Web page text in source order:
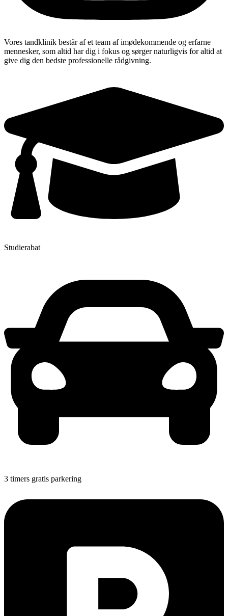
Vores tandklinik består af et team af imødekommende og erfarne
mennesker, som altid har dig i fokus og sørger naturligvis for altid at
give dig den bedste professionelle rådgivning.
Studierabat
3 timers gratis parkering